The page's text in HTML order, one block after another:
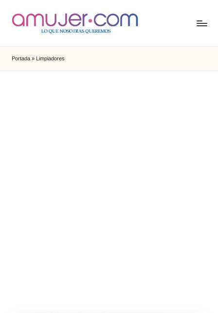
Portada » Limpiadores